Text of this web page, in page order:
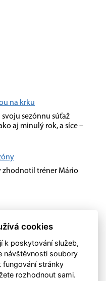
na krku
sezónnu súťaž
aj minulý rok, a síce –
zhodnotil tréner Mário
s "B" výberom Dubnice
cookies
k poskytování služeb,
návštěvnosti soubory
fungování stránky
rozhodnout sami.